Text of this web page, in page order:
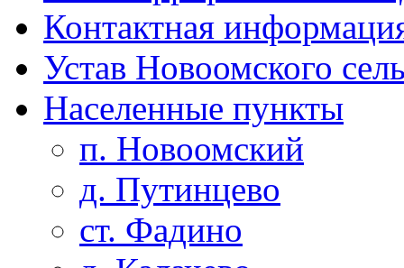
Контактная
Устав Новоомского
Населенные пункты
п. Новоомский
д. Путинцево
ст. Фадино